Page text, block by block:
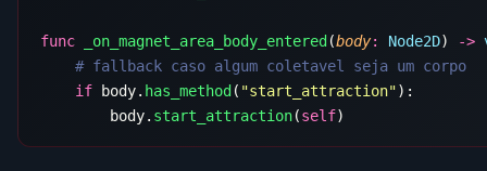
func _on_magnet_area_body_entered (body: Node2D) ->
    if
body. has_method ( "start_attraction"
        body.
start_attraction(self